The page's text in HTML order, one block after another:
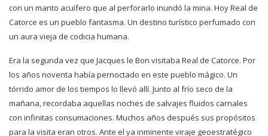
con un manto acuífero que al perforarlo inundó la mina. Hoy Real de
Catorce es un pueblo fantasma. Un destino turístico perfumado con
un aura vieja de codicia humana.
Era la segunda vez que Jacques le Bon visitaba Real de Catorce. Por
los años noventa había pernoctado en este pueblo mágico. Un
tórrido amor de los tiempos lo llevó allí. Junto al frío seco de la
mañana, recordaba aquellas noches de salvajes fluidos carnales
con infinitas consumaciones. Muchos años después sus propósitos
para la visita eran otros. Ante el ya inminente viraje geoestratégico